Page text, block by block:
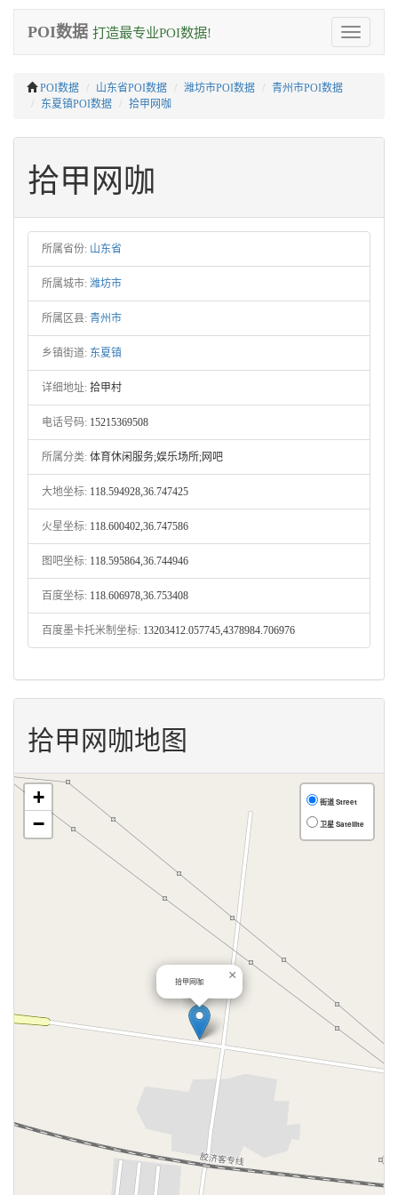
Toggle
navigation
POI数据 打造最专业POI数据!
POI数据 山东省POI数据 潍坊市POI数据
青州市POI数据
东夏镇POI数据
拾甲网咖
拾甲网咖
所属省份: 山东省
所属城市: 潍坊市
所属区县: 青州市
乡镇街道: 东夏镇
详细地址: 拾甲村
电话号码: 15215369508
所属分类: 体育休闲服务;娱乐场所;网吧
大地坐标: 118.594928,36.747425
火星坐标: 118.600402,36.747586
图吧坐标: 118.595864,36.744946
百度坐标: 118.606978,36.753408
百度墨卡托米制坐标: 13203412.057745,4378984.706976
拾甲网咖地图
拾甲网咖 ×
+
−
街道 Street
卫星 Satellite